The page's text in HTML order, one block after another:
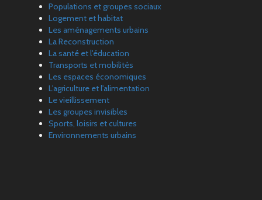
Populations et groupes sociaux
Logement et habitat
Les aménagements urbains
La Reconstruction
La santé et l'éducation
Transports et mobilités
Les espaces économiques
L'agriculture et l'alimentation
Le vieillissement
Les groupes invisibles
Sports, loisirs et cultures
Environnements urbains